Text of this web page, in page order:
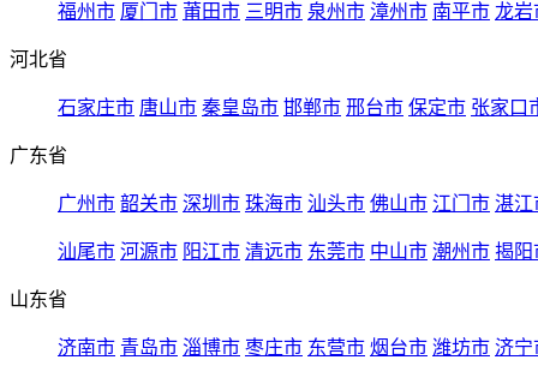
福州市 厦门市 莆田市 三明市 泉州市 漳州市 南平市 龙岩
河北省
石家庄市 唐山市 秦皇岛市 邯郸市 邢台市 保定市 张家口
广东省
广州市 韶关市 深圳市 珠海市 汕头市 佛山市 江门市 湛江
汕尾市 河源市 阳江市 清远市 东莞市 中山市 潮州市 揭阳
山东省
济南市 青岛市 淄博市 枣庄市 东营市 烟台市 潍坊市 济宁